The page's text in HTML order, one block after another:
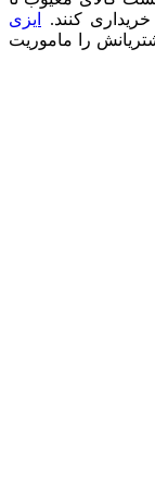
کنند.
ایزی
را ماموریت